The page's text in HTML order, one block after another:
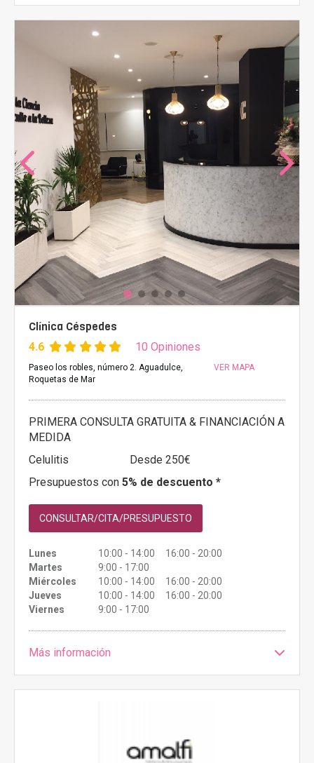
Clínica Céspedes
4.6 10 Opiniones
Paseo los robles, número 2. Aguadulce,
Roquetas de Mar
VER MAPA
PRIMERA CONSULTA GRATUITA & FINANCIACIÓN A
MEDIDA
Celulitis
Desde 250€
Presupuestos con 5% de descuento *
CONSULTAR/CITA/PRESUPUESTO
Lunes
10:00 - 14:00 16:00 - 20:00
Martes
9:00 - 17:00
Miércoles
10:00 - 14:00 16:00 - 20:00
Jueves
10:00 - 14:00 16:00 - 20:00
Viernes
9:00 - 17:00
Más información